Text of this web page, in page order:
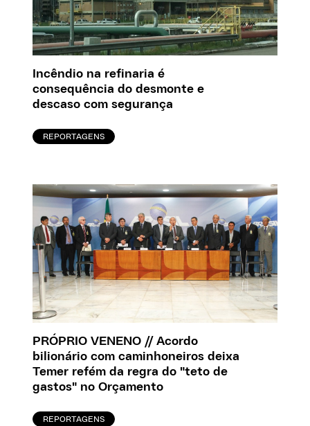
Incêndio na refinaria é
consequência do desmonte e
descaso com segurança
REPORTAGENS
PRÓPRIO VENENO // Acordo
bilionário com caminhoneiros deixa
Temer refém da regra do "teto de
gastos" no Orçamento
REPORTAGENS